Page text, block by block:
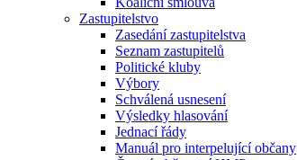
Zastupitelstvo
Zasedání zastupitelstva
Seznam zastupitelů
Politické kluby
Výbory
Schválená usnesení
Výsledky hlasování
Jednací řády
Manuál pro interpelující občany